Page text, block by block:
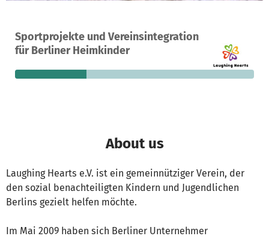
Sportprojekte und Vereinsintegration
für Berliner Heimkinder
A project in Berlin, Germany
19 30% €6,916
still needed
About us
Laughing Hearts e.V. ist ein gemeinnütziger Verein, der
den sozial benachteiligten Kindern und Jugendlichen
Berlins gezielt helfen möchte.
Im Mai 2009 haben sich Berliner Unternehmer